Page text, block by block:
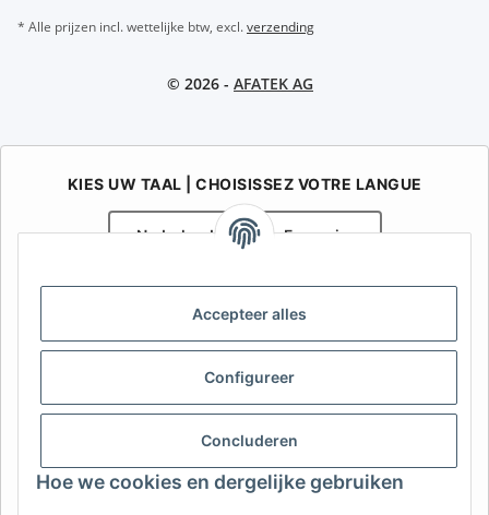
Accepteer alles
Configureer
Concluderen
Hoe we cookies en dergelijke gebruiken
* Alle prijzen incl. wettelijke btw, excl.verzending
© 2026 - AFATEK AG
KIES UW TAAL | CHOISISSEZ VOTRE LANGUE
Nederlands Français
Uw specialist in onderdelen voor aanhangwagens | Votre
spécialiste en pièces détachées pour remorques
Contact: info@afatek.com
AFATEK INTERNATIONAL – SELECT REGION & LANGUAGE | KIES
CH (DE)